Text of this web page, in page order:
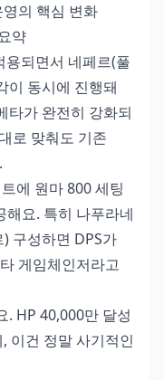
의 핵심 변화
약
용되면서 네페르(풀
이 동시에 진행돼
타가 완전히 강화되
로 맞춰도 기존
에 원마 800 세팅
해요. 특히 나푸라네
구성하면 DPS가
게임체인저라고
. HP 40,000만 달성
이건 정말 사기적인